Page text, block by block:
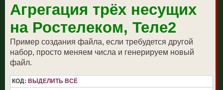
щ
н
и
е
Агрегация трёх несущих
на Ростелеком, Теле2
Пример создания файла, если требудется другой
набор, просто меняем числа и генерируем новый
файл.
КОД: ВЫДЕЛИТЬ ВСЁ